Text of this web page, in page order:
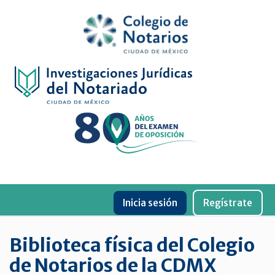
Física
Jurídica
virtual
de
Inicia sesión Regístrate
Biblioteca física del Colegio
de Notarios de la CDMX